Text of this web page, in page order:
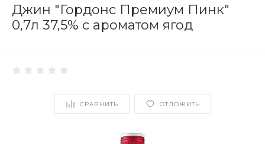
Джин "Гордонс Премиум Пинк"
0,7л 37,5% с ароматом ягод
СРАВНИТЬ ОТЛОЖИТЬ